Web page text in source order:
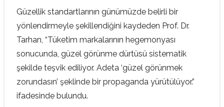
Güzellik standartlarının günümüzde belirli bir
yönlendirmeyle şekillendiğini kaydeden Prof. Dr.
Tarhan, “Tüketim markalarının hegemonyası
sonucunda, güzel görünme dürtüsü sistematik
şekilde teşvik ediliyor. Adeta ‘güzel görünmek
zorundasın’ şeklinde bir propaganda yürütülüyor.”
ifadesinde bulundu.